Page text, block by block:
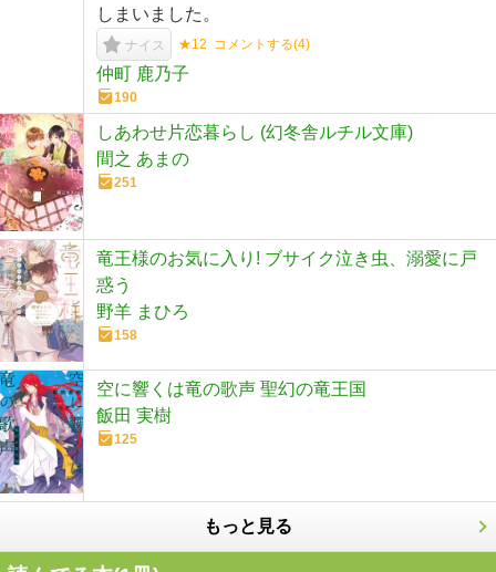
しまいました。
ナイス ★12 コメントする(4)
仲町 鹿乃子
190
しあわせ片恋暮らし (幻冬舎ルチル文庫)
間之 あまの
251
竜王様のお気に入り! ブサイク泣き虫、溺愛に戸
惑う
野羊 まひろ
158
空に響くは竜の歌声 聖幻の竜王国
飯田 実樹
125
もっと見る